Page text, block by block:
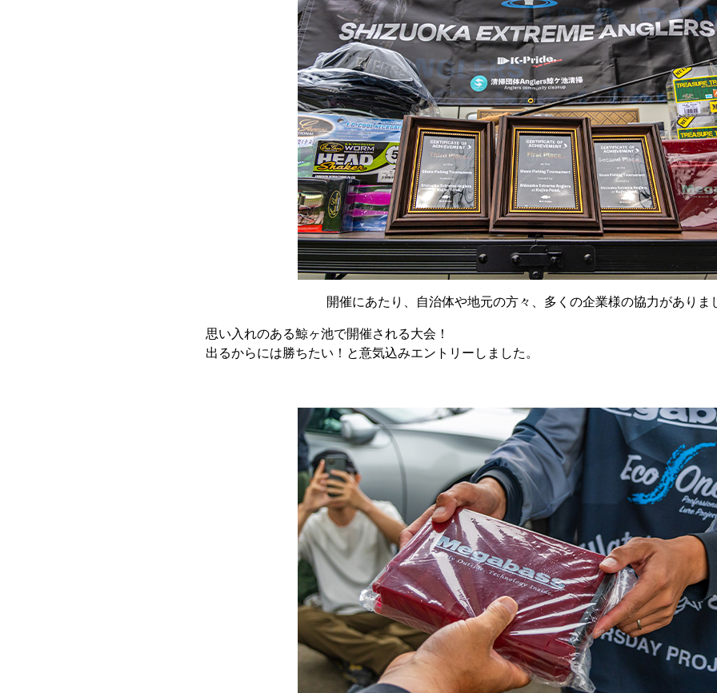
開催にあたり、自治体や地元の方々、多くの企業様の協力がありま
思い入れのある鯨ヶ池で開催される大会！
出るからには勝ちたい！と意気込みエントリーしました。